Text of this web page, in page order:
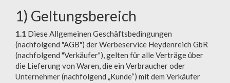
1) Geltungsbereich
1.1 Diese Allgemeinen Geschäftsbedingungen
(nachfolgend "AGB") der Werbeservice Heydenreich GbR
(nachfolgend "Verkäufer"), gelten für alle Verträge über
die Lieferung von Waren, die ein Verbraucher oder
Unternehmer (nachfolgend „Kunde“) mit dem Verkäufer